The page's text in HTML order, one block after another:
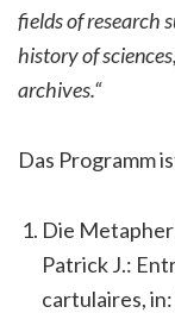
fields of research
history of
archives.“
Das Programm
Die
Patrick J.:
cartulaires,